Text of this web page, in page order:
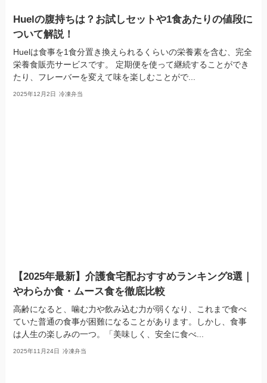
Huelの腹持ちは？お試しセットや1食あたりの値段に
ついて解説！
Huelは食事を1食分置き換えられるくらいの栄養素を含む、完全
栄養食販売サービスです。 定期便を使って継続することができ
たり、フレーバーを変えて味を楽しむことがで...
2025年12月2日 冷凍弁当
【2025年最新】介護食宅配おすすめランキング8選｜
やわらか食・ムース食を徹底比較
高齢になると、噛む力や飲み込む力が弱くなり、これまで食べ
ていた普通の食事が困難になることがあります。しかし、食事
は人生の楽しみの一つ。「美味しく、安全に食べ...
2025年11月24日 冷凍弁当